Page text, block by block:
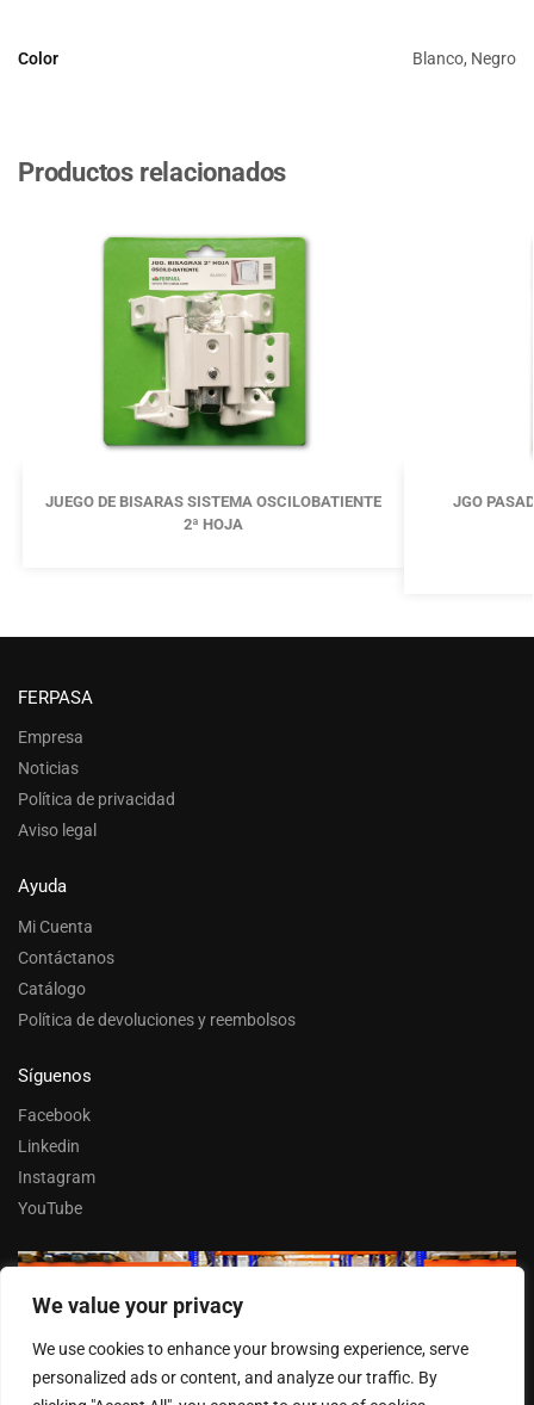
We value your privacy
We use cookies to enhance your browsing experience, serve
personalized ads or content, and analyze our traffic. By
Color Blanco, Negro
Productos relacionados
JUEGO DE BISARAS SISTEMA OSCILOBATIENTE
2ª HOJA
JGO
FERPASA
Empresa
Noticias
Política de privacidad
Aviso legal
Ayuda
Mi Cuenta
Contáctanos
Catálogo
Política de devoluciones y reembolsos
Síguenos
Facebook
Linkedin
Instagram
YouTube
Trabaja con nosotros
Entrar